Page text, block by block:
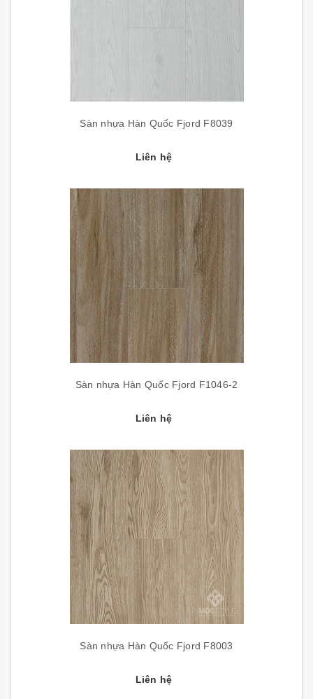
Sàn nhựa Hàn Quốc Fjord F8039
Liên hệ
Sàn nhựa Hàn Quốc Fjord F1046-2
Liên hệ
Sàn nhựa Hàn Quốc Fjord F8003
Liên hệ